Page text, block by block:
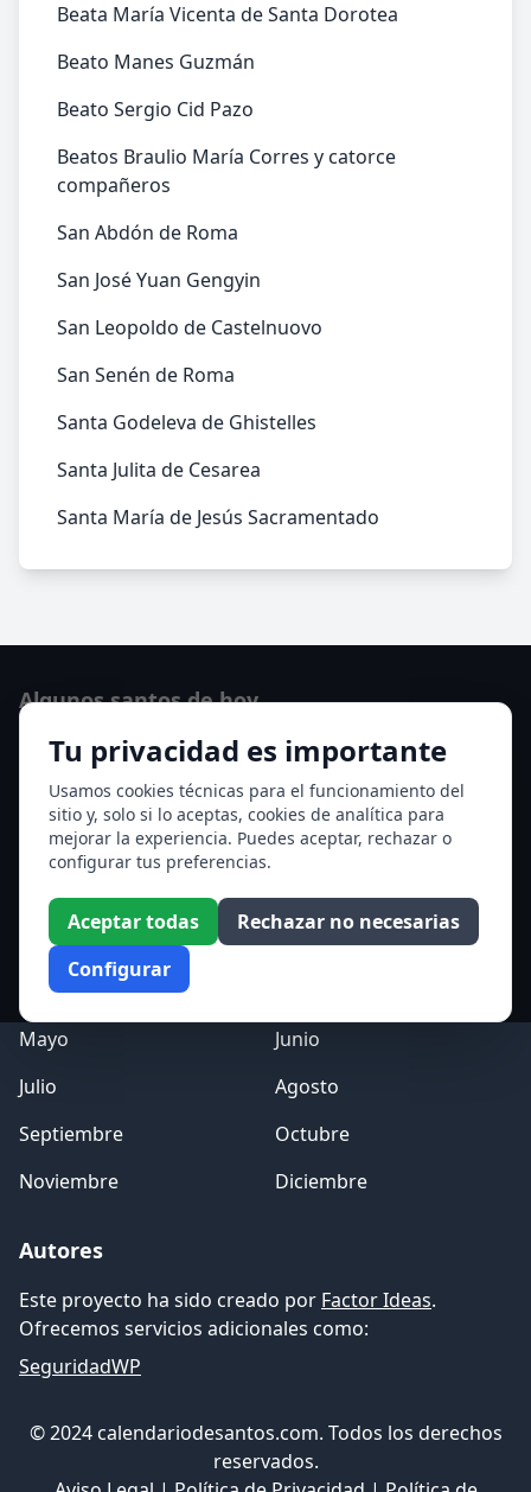
Beata María Vicenta de Santa Dorotea
Beato Manes Guzmán
Beato Sergio Cid Pazo
Beatos Braulio María Corres y catorce
compañeros
San Abdón de Roma
San José Yuan Gengyin
San Leopoldo de Castelnuovo
San Senén de Roma
Santa Godeleva de Ghistelles
Santa Julita de Cesarea
Santa María de Jesús Sacramentado
Tu privacidad es importante
Usamos cookies técnicas para el funcionamiento del
sitio y, solo si lo aceptas, cookies de analítica para
mejorar la experiencia. Puedes aceptar, rechazar o
configurar tus preferencias.
Aceptar todas
Rechazar no necesarias
Configurar
Algunos santos de hoy
San Osvaldo de Maserfield
Santa Edith Stein (Sor Teresa Benedicta de la Cruz)
Ver todos los santos de hoy
Acceso a los Meses
Enero
Febrero
Marzo
Mayo
Junio
Julio
Agosto
Septiembre
Octubre
Noviembre
Diciembre
Autores
Este proyecto ha sido creado por Factor Ideas.
Ofrecemos servicios adicionales como:
SeguridadWP
© 2024 calendariodesantos.com. Todos los derechos
reservados.